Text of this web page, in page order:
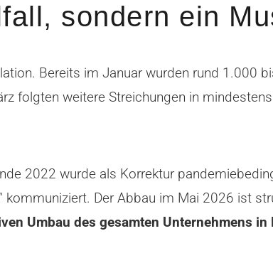
sondern ein
Bereits im Januar wurden rund 1.000
folgten weitere Streichungen in
2022 wurde als Korrektur
Der Abbau im Mai 2026 ist
Umbau des gesamten Unternehmens in